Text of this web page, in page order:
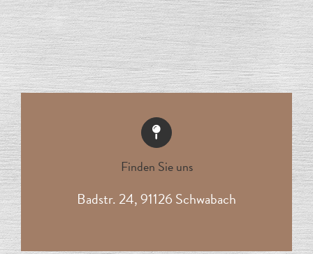
Finden Sie uns
Badstr. 24, 91126 Schwabach